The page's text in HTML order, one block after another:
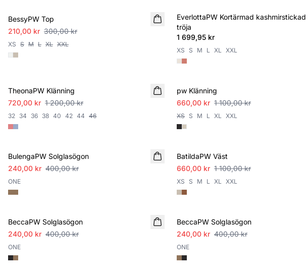
BessyPW Top
210,00 kr 300,00 kr
XS S M L XL XXL
NYHET
EverlottaPW Kortärmad kashmirstickad
tröja
1 699,95 kr
XS S M L XL XXL
TheonaPW Klänning
720,00 kr 1 200,00 kr
32 34 36 38 40 42 44 46
pw Klänning
660,00 kr 1 100,00 kr
XS S M L XL XXL
BulengaPW Solglasögon
240,00 kr 400,00 kr
ONE
BatildaPW Väst
660,00 kr 1 100,00 kr
XS S M L XL XXL
BeccaPW Solglasögon
240,00 kr 400,00 kr
ONE
BeccaPW Solglasögon
240,00 kr 400,00 kr
ONE